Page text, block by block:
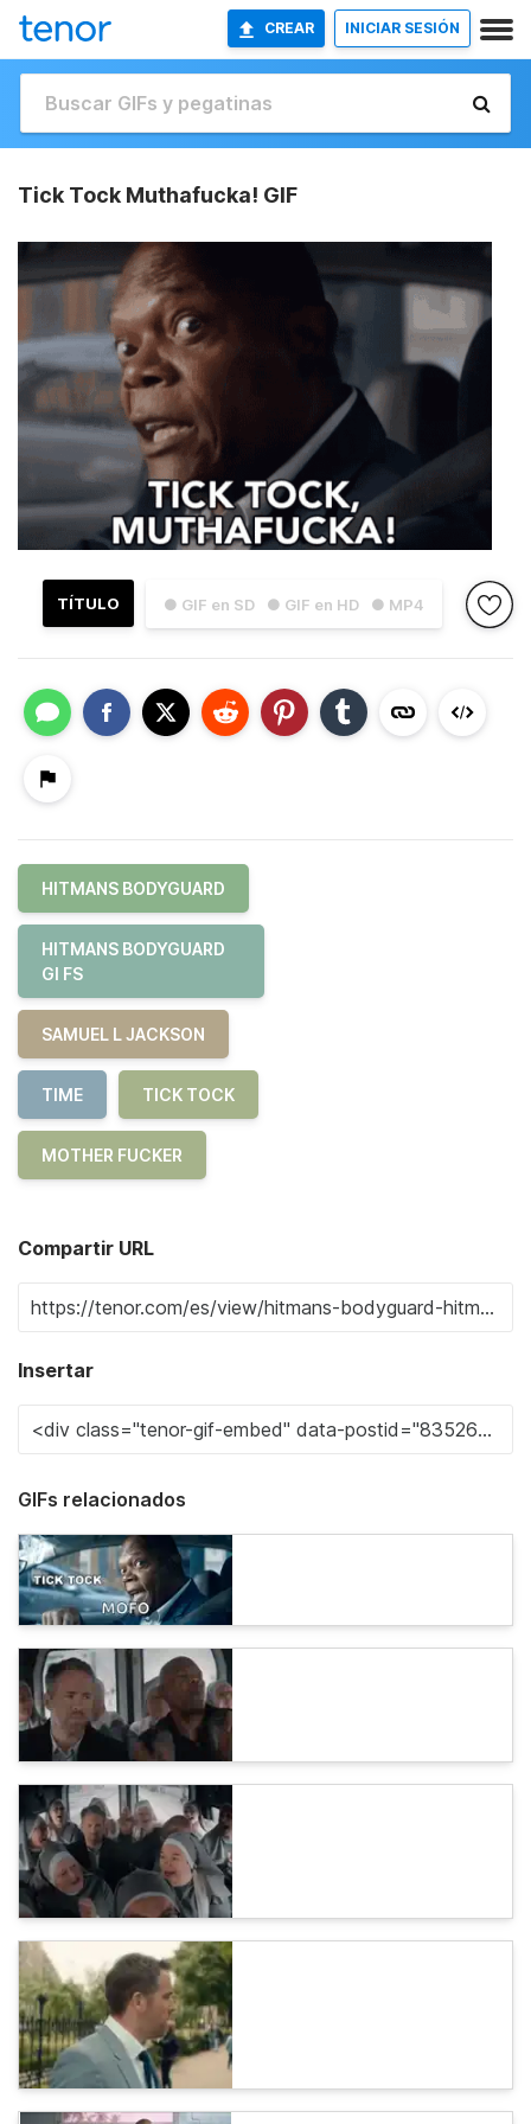
CREAR INICIAR SESIÓN
Tick Tock Muthafucka! GIF
● GIF en SD ● GIF en HD ● MP4
TÍTULO
HITMANS BODYGUARD
HITMANS BODYGUARD
GI FS
SAMUEL L JACKSON
TIME TICK TOCK
MOTHER FUCKER
Compartir URL
Insertar
GIFs relacionados